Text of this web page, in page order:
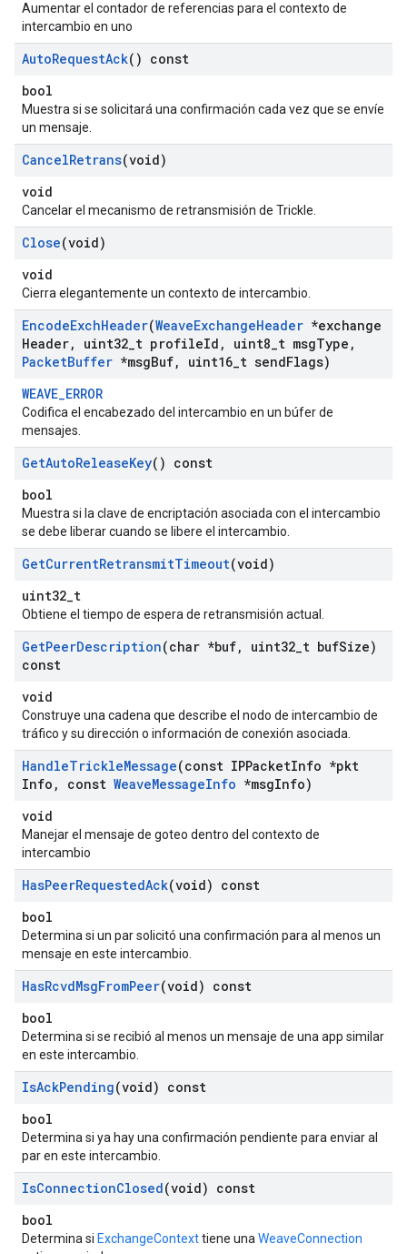
Aumentar el contador de referencias para el contexto de
intercambio en uno
AutoRequestAck() const
bool
Muestra si se solicitará una confirmación cada vez que se envíe
un mensaje.
CancelRetrans(void)
void
Cancelar el mecanismo de retransmisión de Trickle.
Close(void)
void
Cierra elegantemente un contexto de intercambio.
EncodeExchHeader(WeaveExchangeHeader *exchange
Header, uint32 t profileId , uint8 t msgType ,
PacketBuffer *msgBuf, uint16 t sendFlags)
WEAVE_ERROR
Codifica el encabezado del intercambio en un búfer de
mensajes.
GetAutoReleaseKey() const
bool
Muestra si la clave de encriptación asociada con el intercambio
se debe liberar cuando se libere el intercambio.
GetCurrentRetransmitTimeout(void)
uint32_t
Obtiene el tiempo de espera de retransmisión actual.
GetPeerDescription(char *buf, uint32 t bufSize)
const
void
Construye una cadena que describe el nodo de intercambio de
tráfico y su dirección o información de conexión asociada.
HandleTrickleMessage(const IPPacketInfo *pkt
Info , const WeaveMessageInfo *msgInfo)
void
Manejar el mensaje de goteo dentro del contexto de
intercambio
HasPeerRequestedAck(void) const
bool
Determina si un par solicitó una confirmación para al menos un
mensaje en este intercambio.
HasRcvdMsgFromPeer(void) const
bool
Determina si se recibió al menos un mensaje de una app similar
en este intercambio.
IsAckPending(void) const
bool
Determina si ya hay una confirmación pendiente para enviar al
par en este intercambio.
IsConnectionClosed(void) const
bool
Determina si ExchangeContexttiene una WeaveConnection